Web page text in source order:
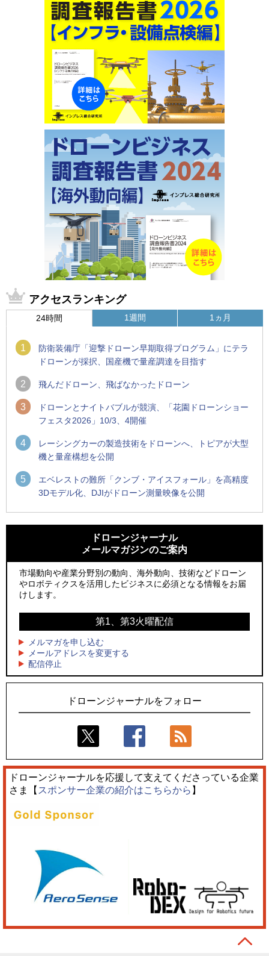
アクセスランキング
24時間
1
防衛装備庁「迎撃ドローン早期取得プログラム」にテラ
ドローンが採択、国産機で量産調達を目指す
2 飛んだドローン、飛ばなかったドローン
3
ドローンとナイトバブルが競演、「花園ドローンショー
フェスタ2026」10/3、4開催
4
レーシングカーの製造技術をドローンへ、トピアが大型
機と量産構想を公開
5
エベレストの難所「クンブ・アイスフォール」を高精度
3Dモデル化、DJIがドローン測量映像を公開
1週間
ン」とドローンショーによる新演出を実施
防衛装備庁「迎撃ドローン早期取得プログラム」にテラドロ
ーンが採択、国産機で量産調達を目指す
レッドクリフ、足利花火大会で映画『スパイダーマン』や
ドローンとナイトバブルが競演、「花園ドローンショーフェ
スタ2026」10/3、4開催
飛んだドローン、飛ばなかったドローン
1ヵ月
ン」とドローンショーによる新演出を実施
国産AUVを社会実装へ、スタートアップ「BlueArch株式会
社」設立
防衛装備庁「迎撃ドローン早期取得プログラム」にテラドロ
サザンビーチちがさき花火大会で「復活の花火」打ち上げ、
キリンビールがライブ中継と連動した支援企画
ロボデックス、2時間超の飛行を目指す新型水素燃料電池ドロ
ーンを公開
ドローンジャーナル
メールマガジンのご案内
市場動向や産業分野別の動向、海外動向、技術などドローン
やロボティクスを活用したビジネスに必須となる情報をお届
けします。
第1、第3火曜配信
メルマガを申し込む
メールアドレスを変更する
配信停止
ドローンジャーナルをフォロー
ドローンジャーナルを応援して支えてくださっている企業
さま【 スポンサー企業の紹介はこちらから 】